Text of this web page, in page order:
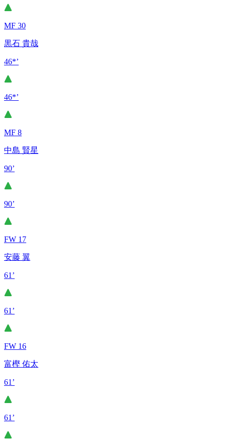
MF 30
黒石 貴哉
46*’
46*’
MF 8
中島 賢星
90’
90’
FW 17
安藤 翼
61’
61’
FW 16
富樫 佑太
61’
61’